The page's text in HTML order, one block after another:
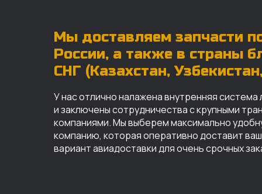
Мы доставляем запчасти
России, а также в страны
СНГ (Казахстан,
У нас отлично налажена внутренняя система
и заключены сотрудничества с крупными
компаниями. Мы выберем максимально
компанию, которая оперативно доставит ваш
вариант авиадоставки для очень срочных